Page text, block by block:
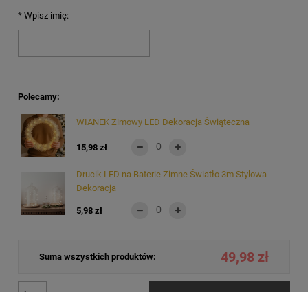
* Wpisz imię:
Polecamy:
Drucik LED na Baterie Zimne Światło 3m Stylowa
Dekoracja
5,98 zł
WIANEK Zimowy LED Dekoracja Świąteczna
15,98 zł
Suma wszystkich produktów: 49,98 zł